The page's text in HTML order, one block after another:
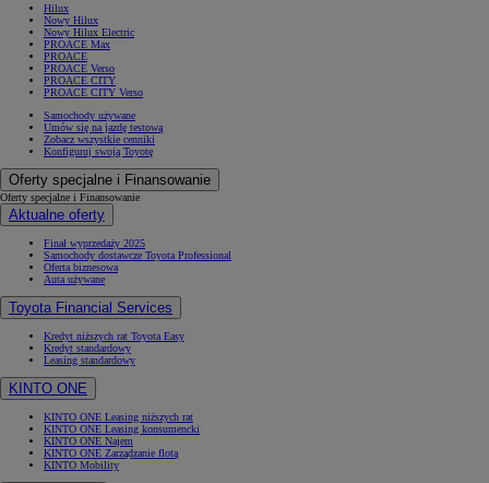
Hilux
Nowy Hilux
Nowy Hilux Electric
PROACE Max
PROACE
PROACE Verso
PROACE CITY
PROACE CITY Verso
Samochody używane
Umów się na jazdę testową
Zobacz wszystkie cenniki
Konfiguruj swoją Toyotę
Oferty specjalne i Finansowanie
Oferty specjalne i Finansowanie
Aktualne oferty
Finał wyprzedaży 2025
Samochody dostawcze Toyota Professional
Oferta biznesowa
Auta używane
Toyota Financial Services
Kredyt niższych rat Toyota Easy
Kredyt standardowy
Leasing standardowy
KINTO ONE
KINTO ONE Leasing niższych rat
KINTO ONE Leasing konsumencki
KINTO ONE Najem
KINTO ONE Zarządzanie flotą
KINTO Mobility